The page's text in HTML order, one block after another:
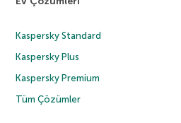
Kaspersky Standard
Kaspersky Plus
Kaspersky Premium
Tüm Çözümler